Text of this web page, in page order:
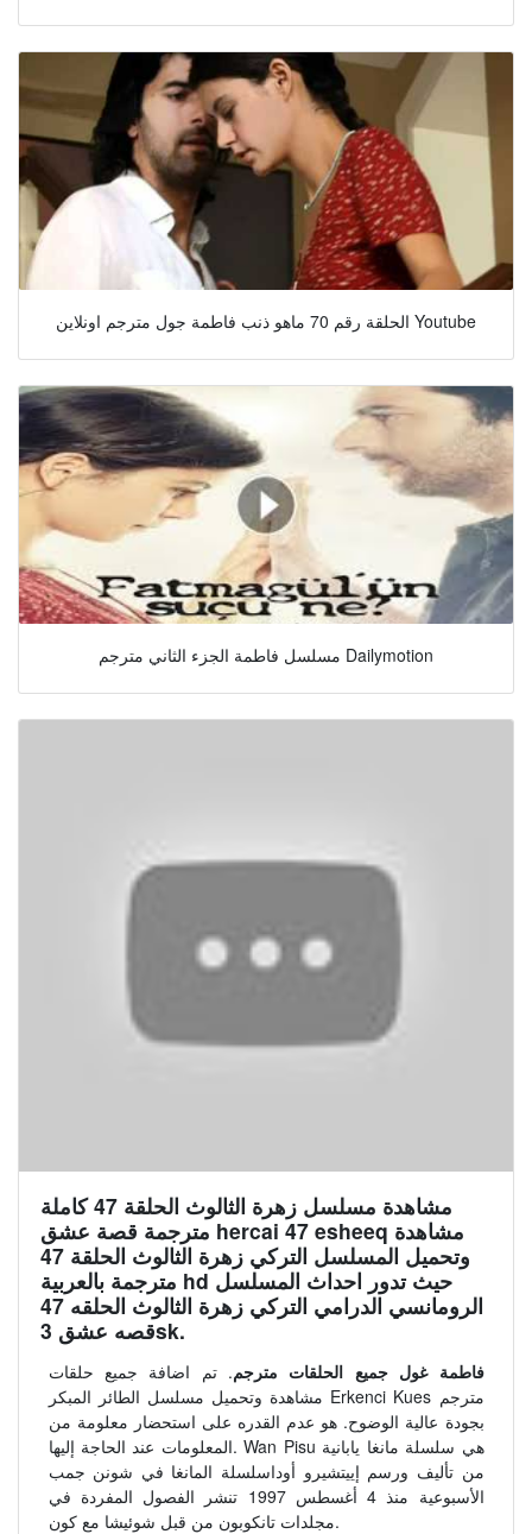
الحلقة رقم 70 ماهو ذنب فاطمة جول مترجم اونلاين Youtube
مسلسل فاطمة الجزء الثاني مترجم Dailymotion
مشاهدة مسلسل زهرة الثالوث الحلقة 47 كاملة
مترجمة قصة عشق hercai 47 esheeq مشاهدة
وتحميل المسلسل التركي زهرة الثالوث الحلقة 47
مترجمة بالعربية hd حيث تدور احداث المسلسل
الرومانسي الدرامي التركي زهرة الثالوث الحلقه 47
قصه عشق 3sk.
فاطمة غول جميع الحلقات مترجم. تم اضافة جميع حلقات
مشاهدة وتحميل مسلسل الطائر المبكر Erkenci Kues مترجم
بجودة عالية الوضوح. هو عدم القدره على استحضار معلومة من
المعلومات عند الحاجة إليها. Wan Pisu هي سلسلة مانغا يابانية
من تأليف ورسم إييتشيرو أوداسلسلة المانغا في شونن جمب
الأسبوعية منذ 4 أغسطس 1997 تنشر الفصول المفردة في
مجلدات تانكوبون من قبل شوئيشا مع كون.